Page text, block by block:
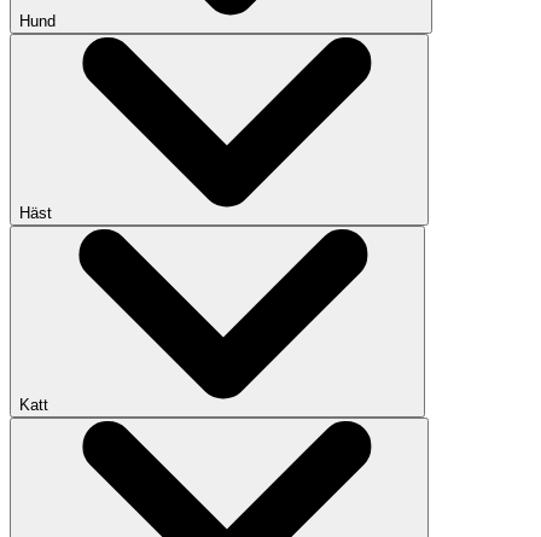
Hund
Häst
Katt